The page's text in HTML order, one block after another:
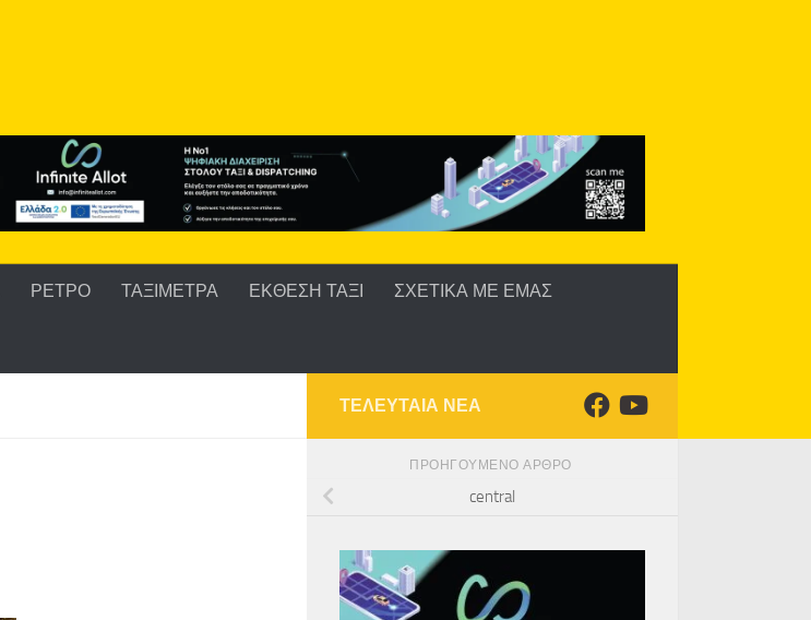
ΡΕΤΡΟ ΤΑΞΙΜΕΤΡΑ ΕΚΘΕΣΗ ΤΑΞΙ ΣΧΕΤΙΚΑ ΜΕ ΕΜΑΣ
ΤΕΛΕΥΤΑΙΑ ΝΕΑ
ΠΡΟΗΓΟΎΜΕΝΟ ΆΡΘΡΟ
central